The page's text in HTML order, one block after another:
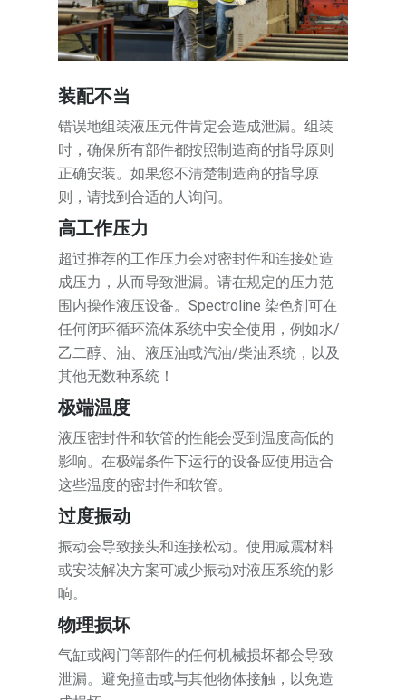
装配不当
错误地组装液压元件肯定会造成泄漏。组装
时，确保所有部件都按照制造商的指导原则
正确安装。如果您不清楚制造商的指导原
则，请找到合适的人询问。
高工作压力
超过推荐的工作压力会对密封件和连接处造
成压力，从而导致泄漏。请在规定的压力范
围内操作液压设备。Spectroline 染色剂可在
任何闭环循环流体系统中安全使用，例如水/
乙二醇、油、液压油或汽油/柴油系统，以及
其他无数种系统！
极端温度
液压密封件和软管的性能会受到温度高低的
影响。在极端条件下运行的设备应使用适合
这些温度的密封件和软管。
过度振动
振动会导致接头和连接松动。使用减震材料
或安装解决方案可减少振动对液压系统的影
响。
物理损坏
气缸或阀门等部件的任何机械损坏都会导致
泄漏。避免撞击或与其他物体接触，以免造